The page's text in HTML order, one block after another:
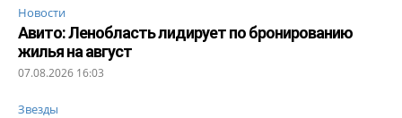
Новости
Авито: Ленобласть лидирует по бронированию
жилья на август
07.08.2026 16:03
Звезды